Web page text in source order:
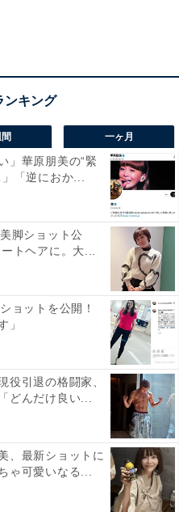
一ヶ月
」華原朋美の“緊
「逆におか...
脚ショット公
トヘアに。大...
ョットを公開！
」
役引退の格闘家、
どんだけ良い...
、最新ショットに
ゃ可愛いなる...